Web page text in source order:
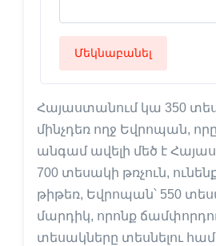
Մեկնաբանել
Հայաստանում կա 350
մինչդեռ ողջ Եվրոպան,
անգամ ավելի մեծ է
700 տեսակի թռչուն,
թիթեռ, Եվրոպան՝ 550
մարդիկ, որոնք
տեսակները տեսնելու